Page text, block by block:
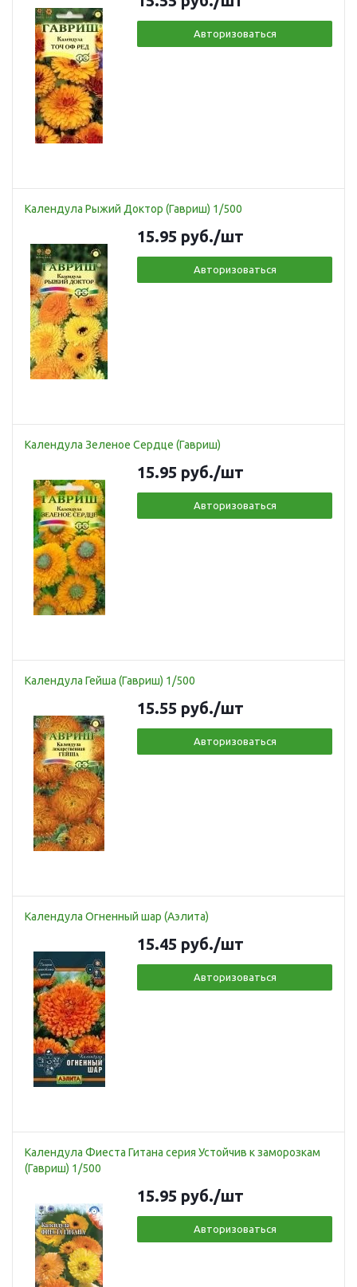
Авторизоваться
Календула Рыжий Доктор (Гавриш) 1/500
15.95 руб./шт
Авторизоваться
Календула Зеленое Сердце (Гавриш)
15.95 руб./шт
Авторизоваться
Календула Гейша (Гавриш) 1/500
15.55 руб./шт
Авторизоваться
Календула Огненный шар (Аэлита)
15.45 руб./шт
Авторизоваться
Календула Фиеста Гитана серия Устойчив к заморозкам
(Гавриш) 1/500
15.95 руб./шт
Авторизоваться